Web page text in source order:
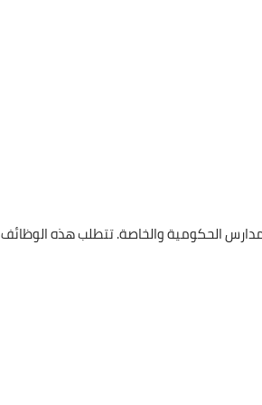
الحكومية والخاصة. تتطلب هذه الوظائف